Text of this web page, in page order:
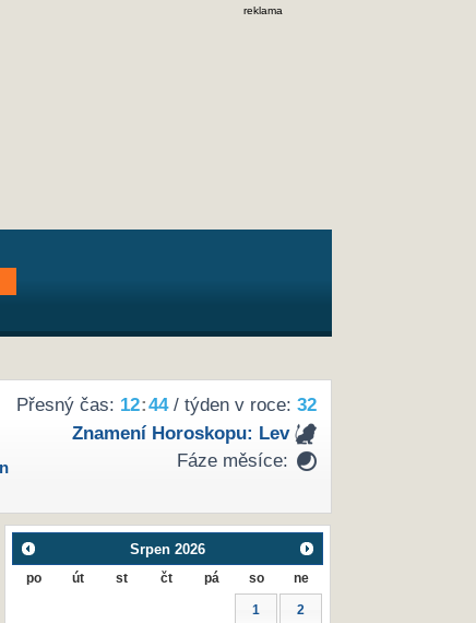
reklama
Přesný čas: 12:44/ týden v roce: 32
Znamení Horoskopu: Lev
Fáze měsíce:
Srpen 2026
po út st čt pá so ne
1 2